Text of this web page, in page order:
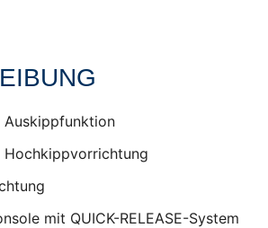
Auskippfunktion
Hochkippvorrichtung
mit QUICK-RELEASE-System